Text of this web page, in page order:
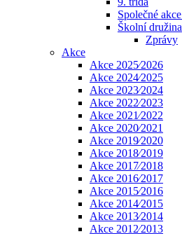
Společné
Školní družina
Zprávy
Akce
Akce 2025⁄2026
Akce 2024⁄2025
Akce 2023⁄2024
Akce 2022⁄2023
Akce 2021⁄2022
Akce 2020⁄2021
Akce 2019⁄2020
Akce 2018⁄2019
Akce 2017⁄2018
Akce 2016⁄2017
Akce 2015⁄2016
Akce 2014⁄2015
Akce 2013⁄2014
Akce 2012⁄2013